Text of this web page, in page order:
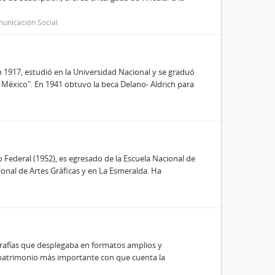
Social
estudió en la Universidad Nacional y se graduó
En 1941 obtuvo la beca Delano- Aldrich para
(1952), es egresado de la Escuela Nacional de
de Artes Gráficas y en La Esmeralda. Ha
que desplegaba en formatos amplios y
más importante con que cuenta la